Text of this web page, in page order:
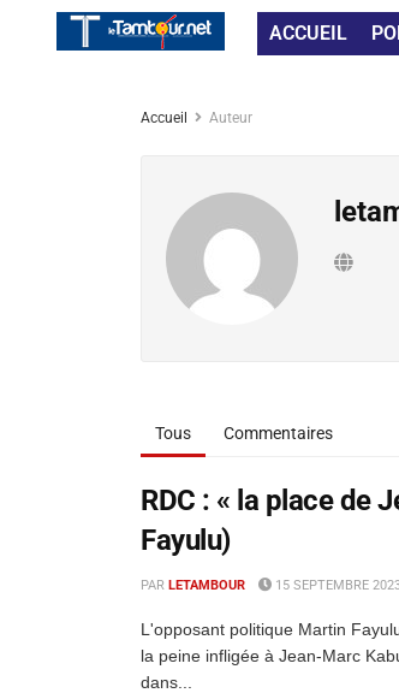
ACCUEIL
Accueil Auteur
Tous Commentaires
RDC : « la place de
Fayulu)
PAR LETAMBOUR 15 SEPTEMBRE
L'opposant politique Martin
la peine infligée à Jean-Marc
dans...